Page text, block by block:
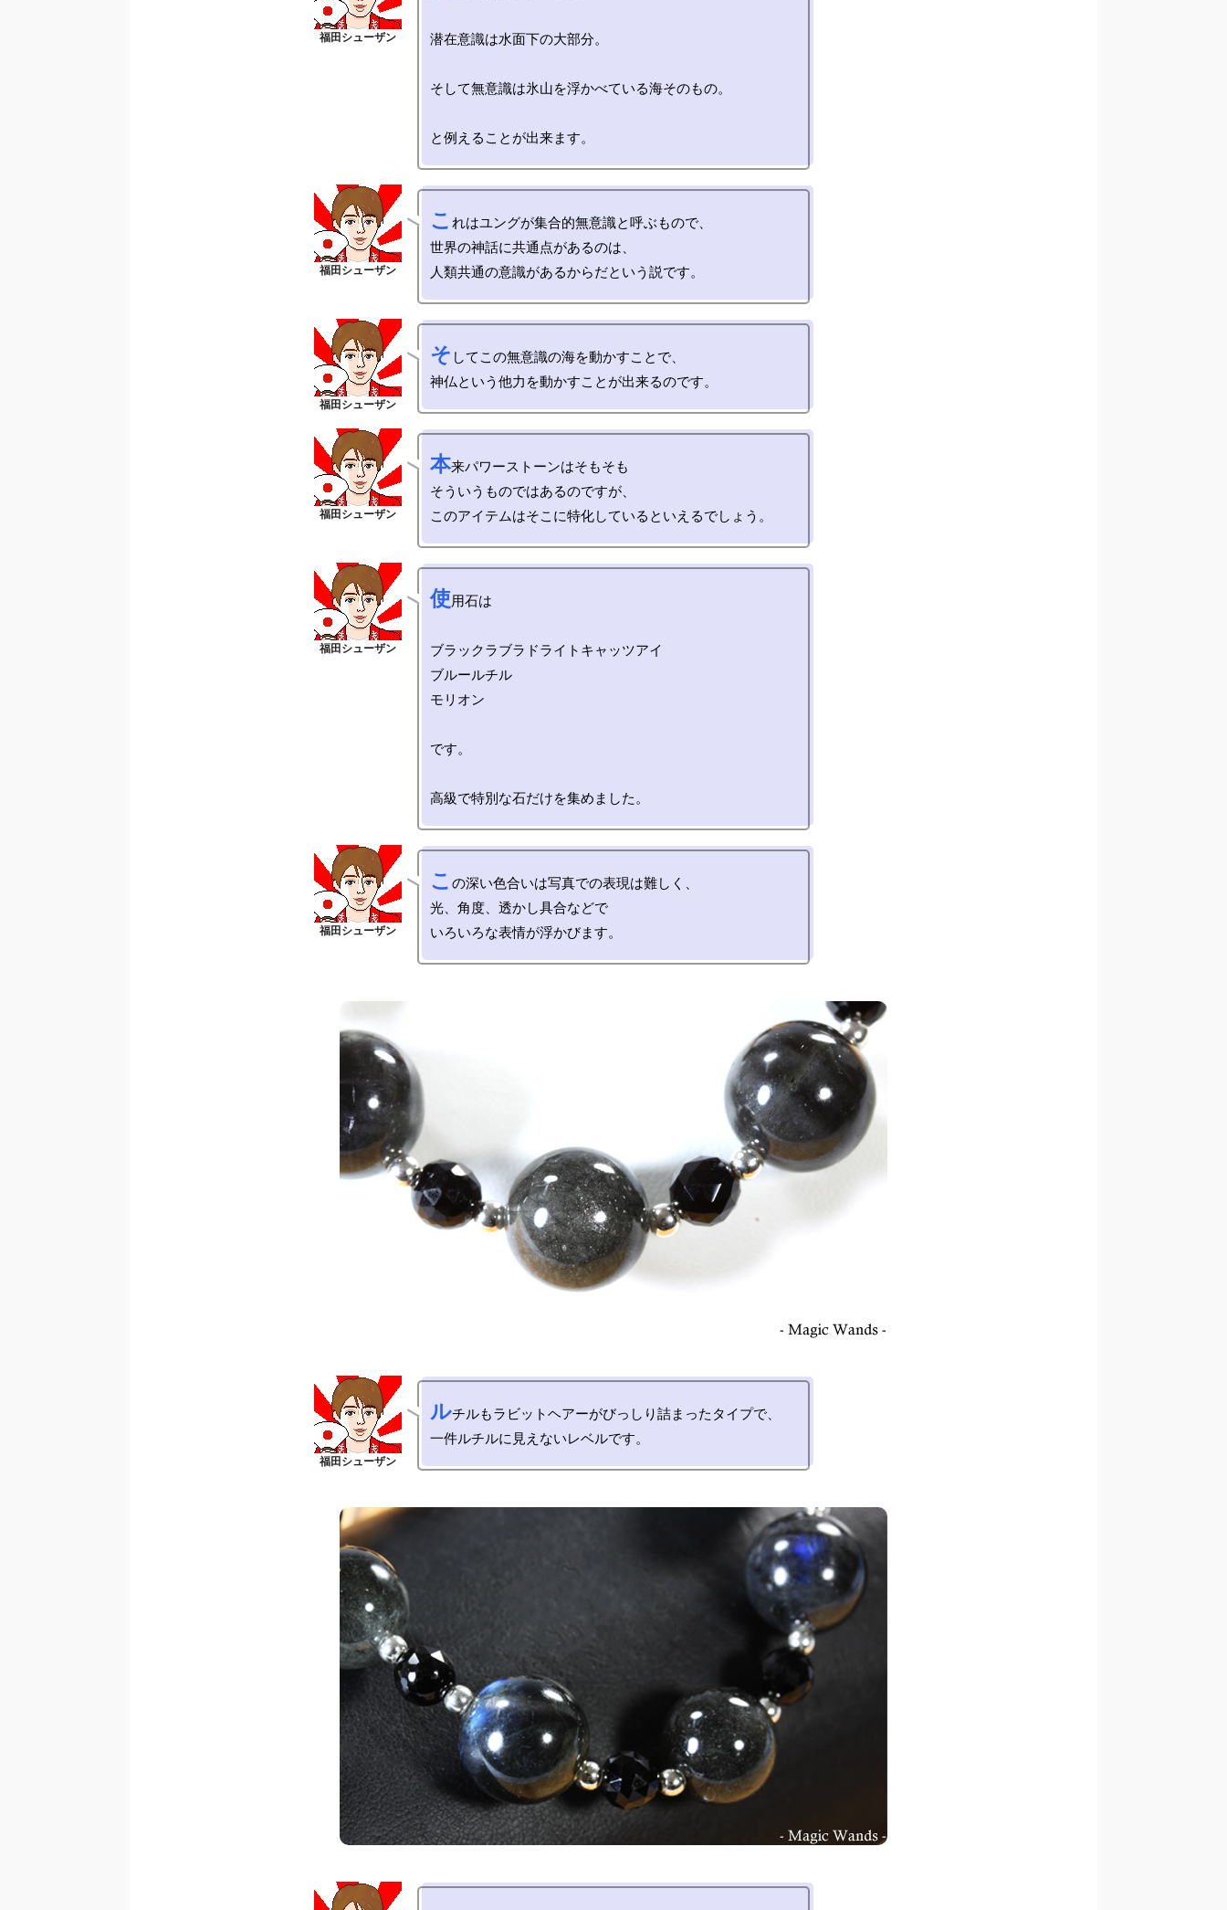
潜在意識は水面下の大部分。
そして無意識は氷山を浮かべている海そのもの。
こ れはユングが集合的無意識と呼ぶもので、
世界の神話に共通点があるのは、
そ してこの無意識の海を動かすことで、
本来パワーストーンはそもそも
そういうものではあるのですが、
使用石は
ブラックラブラドライトキャッツアイ
ブルールチル
モリオン
です。
こ の深い色合いは写真での表現は難しく、
光、角度、透かし具合などで
ルチルもラビットヘアーがびっしり詰まったタイプで、